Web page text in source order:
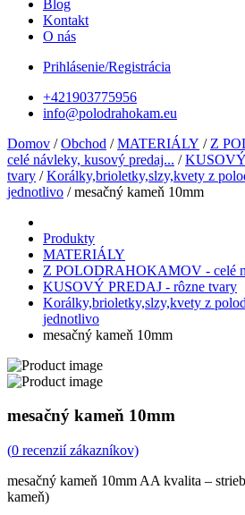
Blog
Kontakt
O nás
Prihlásenie/Registrácia
+421903775956
info@polodrahokam.eu
Domov /Obchod /MATERIÁLY / Z
celé návleky, kusový predaj... /
tvary /Korálky,brioletky,slzy,kvety z
jednotlivo / mesačný kameň 10mm
Produkty
MATERIÁLY
Z POLODRAHOKAMOV - celé
KUSOVÝ PREDAJ - rôzne tvary
Korálky,brioletky,slzy,kvety z
jednotlivo
mesačný kameň 10mm
mesačný kameň 10mm
(0 recenzií zákazníkov)
mesačný kameň 10mm AA kvalita –
kameň)